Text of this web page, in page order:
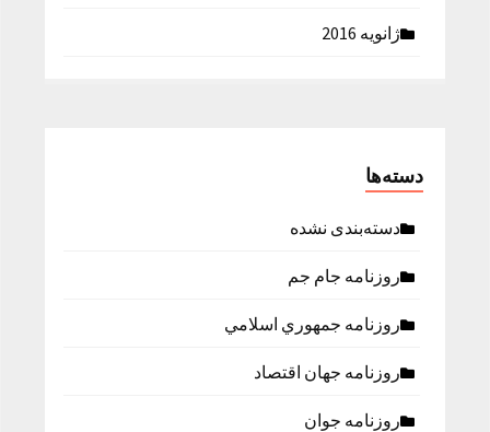
ژانویه 2016
دسته‌ها
دسته‌بندی نشده
روزنامه جام جم
روزنامه جمهوري اسلامي
روزنامه جهان اقتصاد
روزنامه جوان